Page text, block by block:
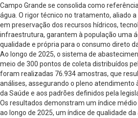
Campo Grande se consolida como
água. O rigor técnico no tratamento, aliado
em preservação dos recursos hídricos,
infraestrutura, garantem à população uma
qualidade e própria para o consumo direto
Ao longo de 2025, o sistema de
meio de 300 pontos de coleta distribuídos
foram realizadas 76.934 amostras, que
análises, assegurando o pleno atendimento
da Saúde e aos padrões definidos pela
Os resultados demonstram um índice
ao longo de 2025, um índice de qualidade